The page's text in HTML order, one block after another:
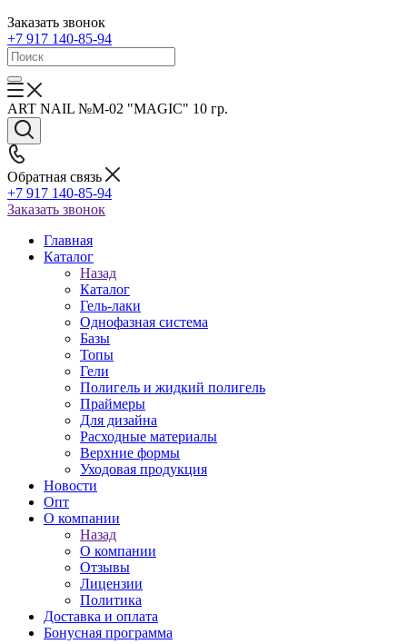
Заказать звонок
+7 917 140-85-94
ART NAIL №M-02 "MAGIC" 10 гр.
Обратная связь
+7 917 140-85-94
Заказать звонок
Главная
Каталог
Назад
Каталог
Гель-лаки
Однофазная система
Базы
Топы
Гели
Полигель и жидкий полигель
Праймеры
Для дизайна
Расходные материалы
Верхние формы
Уходовая продукция
Новости
Опт
О компании
Назад
О компании
Отзывы
Лицензии
Политика
Доставка и оплата
Бонусная программа